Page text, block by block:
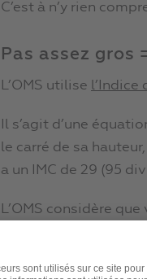
C’est à n’y rien
Pas assez gros
L’OMS utilise l’Indice
Il s’agit d’une
le carré de sa
a un IMC de 29 (95
L’OMS considère
À vue de nez, les